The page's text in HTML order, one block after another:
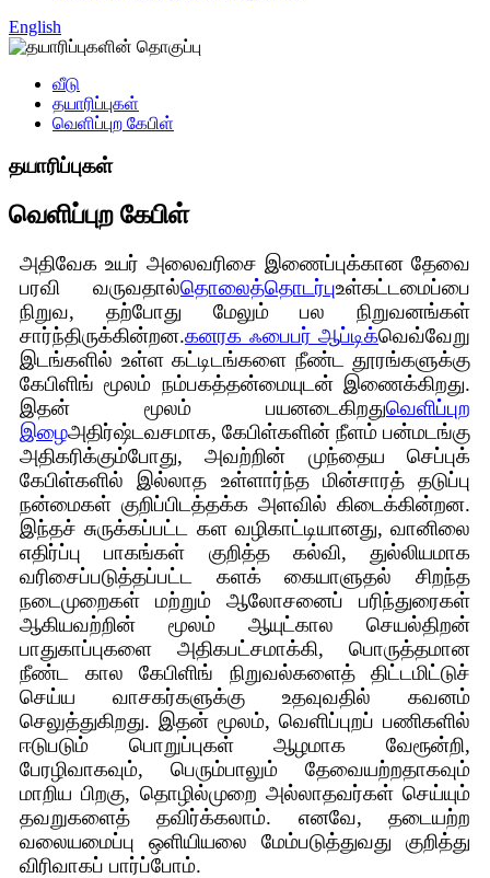
English
வீடு
தயாரிப்புகள்
வெளிப்புற கேபிள்
தயாரிப்புகள்
வெளிப்புற கேபிள்
அதிவேக உயர் அலைவரிசை இணைப்புக்கான தேவை
பரவி வருவதால்தொலைத்தொடர்புஉள்கட்டமைப்பை
நிறுவ, தற்போது மேலும் பல நிறுவனங்கள்
சார்ந்திருக்கின்றன.கனரக ஃபைபர் ஆப்டிக்வெவ்வேறு
இடங்களில் உள்ள கட்டிடங்களை நீண்ட தூரங்களுக்கு
கேபிளிங் மூலம் நம்பகத்தன்மையுடன் இணைக்கிறது.
இதன் மூலம் பயனடைகிறதுவெளிப்புற
இழைஅதிர்ஷ்டவசமாக, கேபிள்களின் நீளம் பன்மடங்கு
அதிகரிக்கும்போது, ​​அவற்றின் முந்தைய செப்புக்
கேபிள்களில் இல்லாத உள்ளார்ந்த மின்சாரத் தடுப்பு
நன்மைகள் குறிப்பிடத்தக்க அளவில் கிடைக்கின்றன.
இந்தச் சுருக்கப்பட்ட கள வழிகாட்டியானது, வானிலை
எதிர்ப்பு பாகங்கள் குறித்த கல்வி, துல்லியமாக
வரிசைப்படுத்தப்பட்ட களக் கையாளுதல் சிறந்த
நடைமுறைகள் மற்றும் ஆலோசனைப் பரிந்துரைகள்
ஆகியவற்றின் மூலம் ஆயுட்கால செயல்திறன்
பாதுகாப்புகளை அதிகபட்சமாக்கி, பொருத்தமான
நீண்ட கால கேபிளிங் நிறுவல்களைத் திட்டமிட்டுச்
செய்ய வாசகர்களுக்கு உதவுவதில் கவனம்
செலுத்துகிறது. இதன் மூலம், வெளிப்புறப் பணிகளில்
ஈடுபடும் பொறுப்புகள் ஆழமாக வேரூன்றி,
பேரழிவாகவும், பெரும்பாலும் தேவையற்றதாகவும்
மாறிய பிறகு, தொழில்முறை அல்லாதவர்கள் செய்யும்
தவறுகளைத் தவிர்க்கலாம். எனவே, தடையற்ற
வலையமைப்பு ஒளியியலை மேம்படுத்துவது குறித்து
விரிவாகப் பார்ப்போம்.